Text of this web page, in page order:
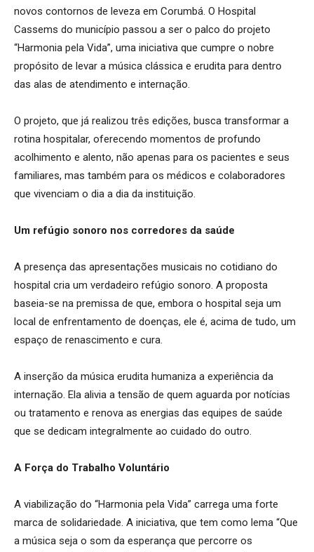
novos contornos de leveza em Corumbá. O Hospital
Cassems do município passou a ser o palco do projeto
“Harmonia pela Vida”, uma iniciativa que cumpre o nobre
propósito de levar a música clássica e erudita para dentro
das alas de atendimento e internação.
O projeto, que já realizou três edições, busca transformar a
rotina hospitalar, oferecendo momentos de profundo
acolhimento e alento, não apenas para os pacientes e seus
familiares, mas também para os médicos e colaboradores
que vivenciam o dia a dia da instituição.
Um refúgio sonoro nos corredores da saúde
A presença das apresentações musicais no cotidiano do
hospital cria um verdadeiro refúgio sonoro. A proposta
baseia-se na premissa de que, embora o hospital seja um
local de enfrentamento de doenças, ele é, acima de tudo, um
espaço de renascimento e cura.
A inserção da música erudita humaniza a experiência da
internação. Ela alivia a tensão de quem aguarda por notícias
ou tratamento e renova as energias das equipes de saúde
que se dedicam integralmente ao cuidado do outro.
A Força do Trabalho Voluntário
A viabilização do “Harmonia pela Vida” carrega uma forte
marca de solidariedade. A iniciativa, que tem como lema “Que
a música seja o som da esperança que percorre os